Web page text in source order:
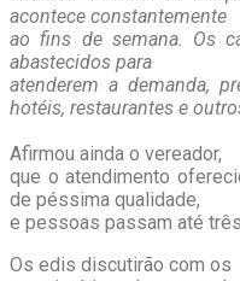
acontece constantemente
ao fins de semana. Os
abastecidos para
atenderem a demanda,
hotéis, restaurantes e
Afirmou ainda o vereador,
que o atendimento
de péssima qualidade,
e pessoas passam até
Os edis discutirão com os